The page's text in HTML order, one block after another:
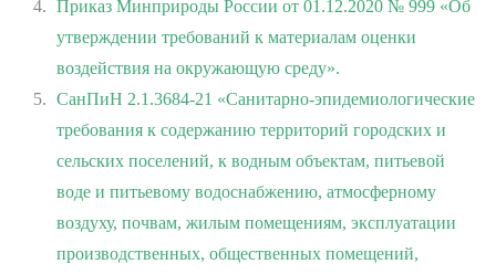
Приказ Минприроды России от 01.12.2020 № 999 «Об
утверждении требований к материалам оценки
воздействия на окружающую среду».
СанПиН 2.1.3684-21 «Санитарно-эпидемиологические
требования к содержанию территорий городских и
сельских поселений, к водным объектам, питьевой
воде и питьевому водоснабжению, атмосферному
воздуху, почвам, жилым помещениям, эксплуатации
производственных, общественных помещений,